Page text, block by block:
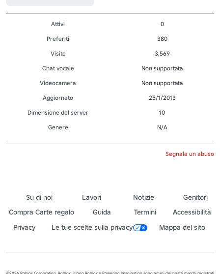
Attivi
0
Preferiti
380
Visite
3,569
Chat vocale
Non supportata
Videocamera
Non supportata
Aggiornato
25/1/2013
Dimensione del server
10
Genere
N/A
Segnala un abuso
Su di noi Lavori Notizie
Genitori
Compra Carte regalo
Guida Termini
Accessibilità
Privacy
Le tue scelte sulla privacy Mappa del sito
©2026 Roblox Corporation. Roblox, il logo Roblox e Powering Imagination sono alcuni dei nostri marchi registrati